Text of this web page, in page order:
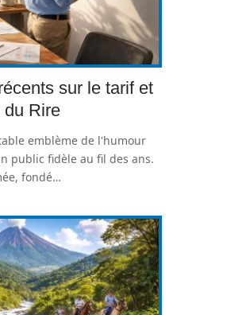
sur le tarif et
du Rire
emblème de l'humour
public fidèle au fil des ans.
fondé…